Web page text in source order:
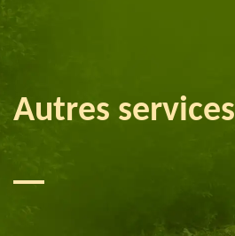
Autres services